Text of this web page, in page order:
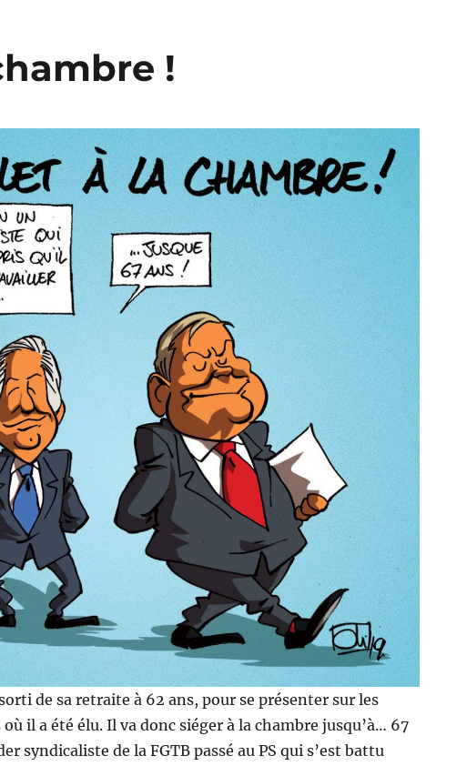
!
de sa retraite à 62 ans, pour se présenter sur les
il a été élu. Il va donc siéger à la chambre jusqu’à… 67
syndicaliste de la FGTB passé au PS qui s’est battu